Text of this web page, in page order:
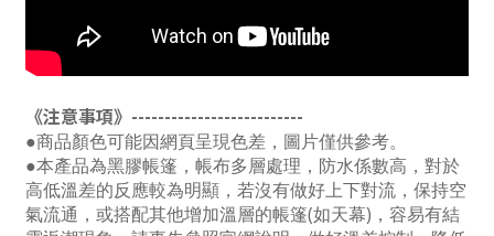
《注意事項》--------------------------
●商品顏色可能因網頁呈現色差，圖片僅供參考。
●本產品為黑膠帳篷，帳布多層處理，防水係數高，對於
高低溫差的反應較為明顯，若沒有做好上下對流，保持空
氣流通，或搭配其他增加溫層的帳篷(如天幕)，容易有結